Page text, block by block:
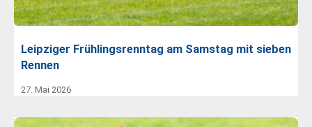
Leipziger Frühlingsrenntag am Samstag mit sieben
Rennen
27. Mai 2026